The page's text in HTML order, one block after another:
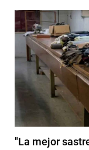
"La mejor